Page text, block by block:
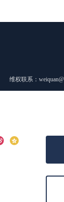
维权联系：